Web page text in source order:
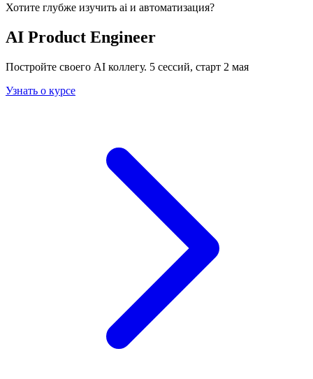
Хотите глубже изучить ai и автоматизация?
AI Product Engineer
Постройте своего AI коллегу. 5 сессий, старт 2 мая
Узнать о курсе